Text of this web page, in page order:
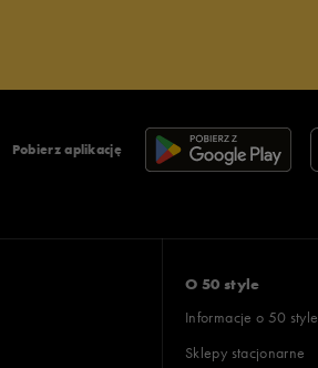
Pobierz aplikację
O 50 style
Informacje o 50 style
Sklepy stacjonarne